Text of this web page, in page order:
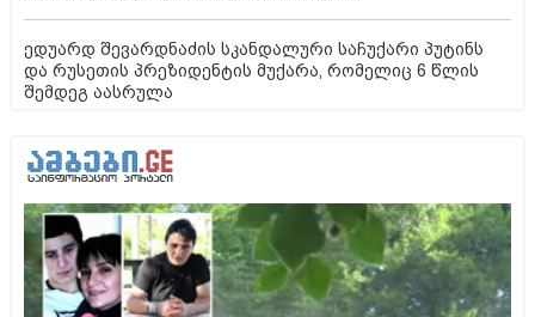
ედუარდ შევარდნაძის სკანდალური საჩუქარი პუტინს
და რუსეთის პრეზიდენტის მუქარა, რომელიც 6 წლის
შემდეგ აასრულა